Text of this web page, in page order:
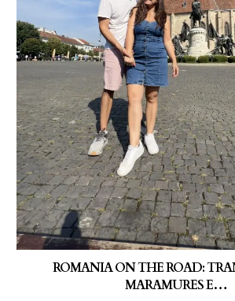
ROMANIA ON THE ROAD:
MARAMURES E…